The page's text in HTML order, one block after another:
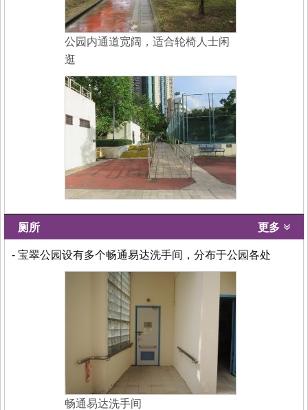
公园内通道宽阔，适合轮椅人士闲
逛
厕所 更多
- 宝翠公园设有多个畅通易达洗手间，分布于公园各处
畅通易达洗手间